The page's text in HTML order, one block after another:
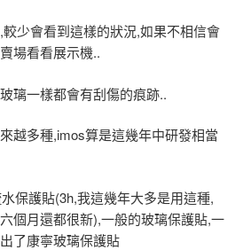
少會看到這樣的狀況,如果不相信會
場看看展示機..
璃一樣都會有刮傷的痕跡..
越多種,imos算是這幾年中研發相當
保護貼(3h,我這幾年大多是用這種,
個月還都很新),一般的玻璃保護貼,一
了康寧玻璃保護貼